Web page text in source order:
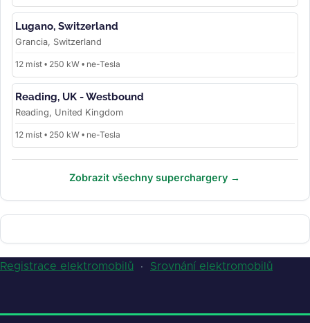
Lugano, Switzerland
Grancia, Switzerland
12 míst • 250 kW • ne-Tesla
Reading, UK - Westbound
Reading, United Kingdom
12 míst • 250 kW • ne-Tesla
Zobrazit všechny superchargery →
Registrace elektromobilů · Srovnání elektromobilů